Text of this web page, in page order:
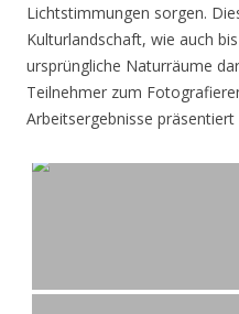
Lichtstimmungen sorgen.
Kulturlandschaft, wie auch
ursprüngliche Naturräume
Teilnehmer zum
Arbeitsergebnisse präsentiert